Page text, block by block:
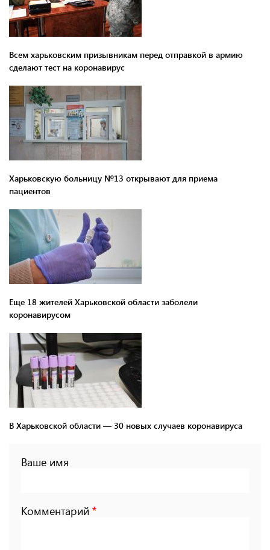
Всем харьковским призывникам перед отправкой в армию
сделают тест на коронавирус
Харьковскую больницу №13 открывают для приема
пациентов
Еще 18 жителей Харьковской области заболели
коронавирусом
В Харьковской области — 30 новых случаев коронавируса
Ваше имя
Комментарий